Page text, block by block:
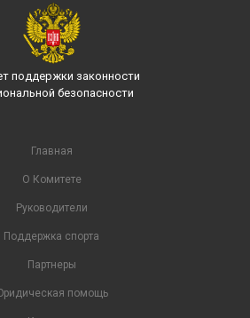
поддержки законности
безопасности
Главная
О Комитете
Руководители
Поддержка спорта
Партнеры
помощь